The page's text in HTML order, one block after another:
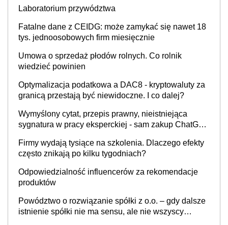
Laboratorium przywództwa
Fatalne dane z CEIDG: może zamykać się nawet 18
tys. jednoosobowych firm miesięcznie
Umowa o sprzedaż płodów rolnych. Co rolnik
wiedzieć powinien
Optymalizacja podatkowa a DAC8 - kryptowaluty za
granicą przestają być niewidoczne. I co dalej?
Wymyślony cytat, przepis prawny, nieistniejąca
sygnatura w pracy eksperckiej - sam zakup ChatGPT
Firmy wydają tysiące na szkolenia. Dlaczego efekty
często znikają po kilku tygodniach?
Odpowiedzialność influencerów za rekomendacje
produktów
Powództwo o rozwiązanie spółki z o.o. – gdy dalsze
istnienie spółki nie ma sensu, ale nie wszyscy